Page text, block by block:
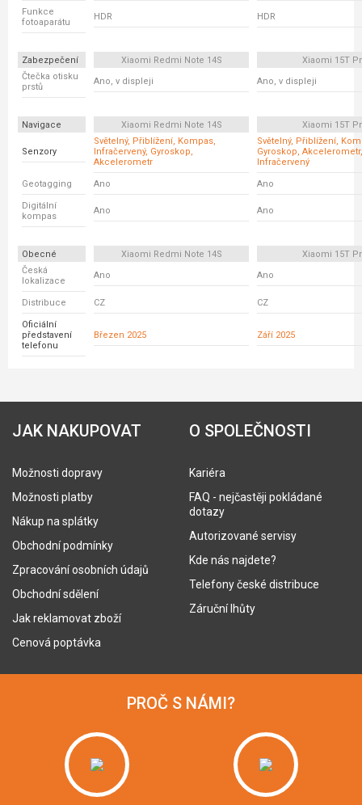
Funkce
fotoaparátu
HDR HDR
Zabezpečení Xiaomi Redmi Note 14S
Xiaomi 15T
Čtečka otisku
prstů
Ano, v displeji Ano, v displeji
Navigace Xiaomi Redmi Note 14S Xiaomi 15T
Senzory
Světelný, Přiblížení, Kompas,
Infračervený, Gyroskop,
Akcelerometr
Světelný, Přiblížení,
Gyroskop, Akcelerometr,
Infračervený
Geotagging Ano Ano
Digitální
kompas
Ano Ano
Obecné Xiaomi Redmi Note 14S
Xiaomi 15T
Česká
lokalizace
Ano Ano
Distribuce CZ CZ
Oficiální
představení
telefonu
Březen 2025 Září 2025
JAK NAKUPOVAT
Možnosti dopravy
Možnosti platby
Nákup na splátky
Obchodní podmínky
Zpracování osobních údajů
Obchodní sdělení
Jak reklamovat zboží
Cenová poptávka
O SPOLEČNOSTI
Kariéra
FAQ - nejčastěji pokládané
dotazy
Autorizované servisy
Kde nás najdete?
Telefony české distribuce
Záruční lhůty
PROČ S NÁMI?